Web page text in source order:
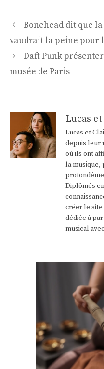
Navigation
des
articles
Bonehead dit que la
vaudrait la peine pour
Daft Punk
musée de Paris
Lucas
Lucas et
depuis leur
où ils ont
la musique,
Diplômés
créer le site
dédiée à
musical